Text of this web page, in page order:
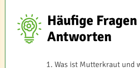
Häufige
Antworten
Was ist Mutterkraut und